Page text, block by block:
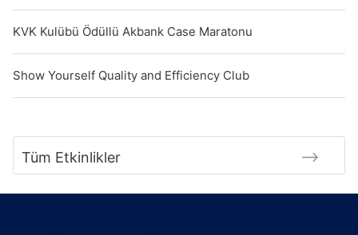
KVK Kulübü Ödüllü Akbank Case Maratonu
Show Yourself Quality and Efficiency Club
Tüm Etkinlikler